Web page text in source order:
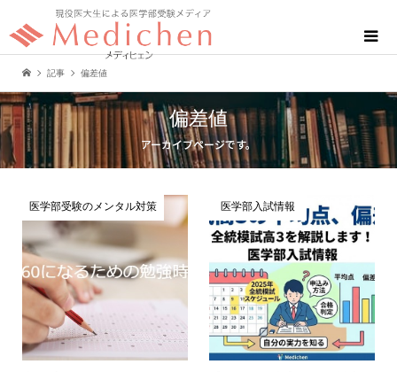
記事 偏差値
偏差値
アーカイブページです。
医学部受験のメンタル対策 医学部入試情報